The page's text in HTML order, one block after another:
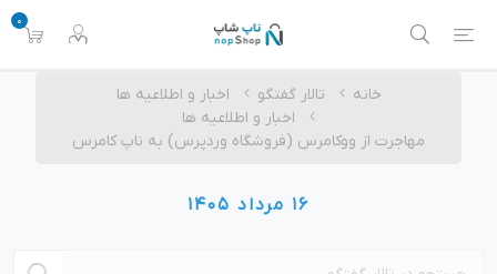
0
خانه تالار گفتگو
اخبار و اطلاعیه ها
اخبار و اطلاعیه ها
مهاجرت از ووکامرس (فروشگاه وردپرس) به ناپ کامرس
16 مرداد 1405